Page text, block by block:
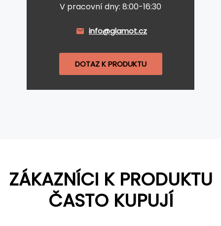
V pracovní dny: 8:00-16:30
info@glamot.cz
DOTAZ K PRODUKTU
ZÁKAZNÍCI K PRODUKTU
ČASTO KUPUJÍ